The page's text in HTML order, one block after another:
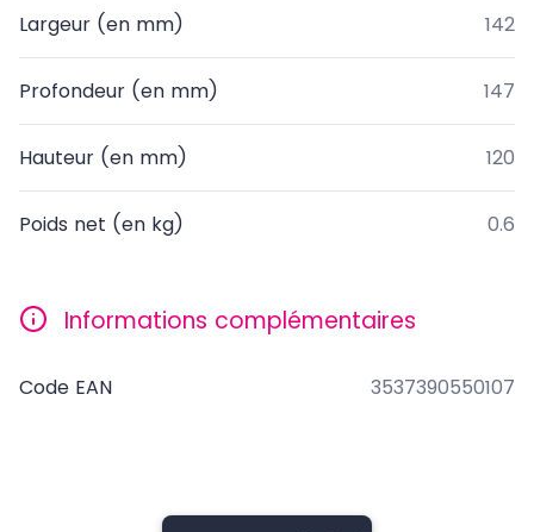
Largeur (en mm) 142
Profondeur (en mm) 147
Hauteur (en mm) 120
Poids net (en kg) 0.6
Informations complémentaires
Code EAN 3537390550107